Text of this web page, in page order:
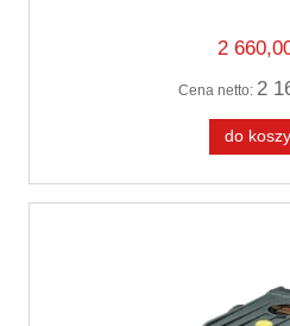
2
Cena netto: 2
do